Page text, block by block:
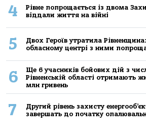
4
Рівне попрощається із двома
віддали життя на війні
5
Двох Героїв утратила
обласному центрі з ними
6
Ще 6 учасників бойових дій з
Рівненській області отримають
млн гривень
7
Другий рівень захисту
завершать до початку